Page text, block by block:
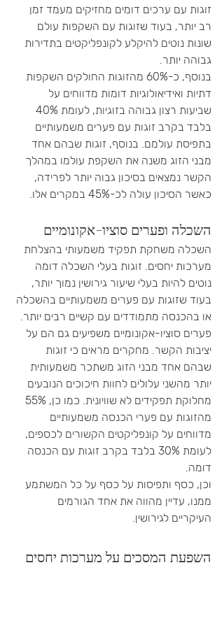
זוגות עם ערכים דומים מחזיקים מעמד זמן
רב יותר, בעוד שזוגות עם השקפות עולם
שונות נוטים להיקלע לקונפליקטים בתדירות
גבוהה יותר.
בנוסף, כ-60% מהזוגות החולקים השקפות
דתיות ואידיאולוגיות דומות מדווחים על
בלבד בקרב זוגות עם פערים משמעותיים
בתפיסת עולמם. בנוסף, זוגות שבהם אחד
מבני הזוג משנה את השקפת עולמו במהלך
הקשר נמצאים בסיכון גבוה יותר לפרידה,
כאשר הסיכון עולה לכ-45% במקרים אלו.
השכלה ופערים סוציו-אקונומיים
השכלה משחקת תפקיד משמעותי בהצלחת
מערכות יחסים. זוגות בעלי השכלה דומה
נוטים להיות בעלי שיעור גירושין נמוך יותר,
בעוד שזוגות עם פערים משמעותיים בהשכלה
או בהכנסה מתמודדים עם קשיים רבים יותר.
פערים סוציו-אקונומיים משפיעים גם הם על
יציבות הקשר. מחקרים מראים כי זוגות
שבהם אחד מבני הזוג משתכר משמעותית
יותר מהשני עלולים לחוות חיכוכים הנובעים
מהזוגות עם פערי הכנסה משמעותיים
מדווחים על קונפליקטים הקשורים לכספים,
לעומת 30% בלבד בקרב זוגות עם הכנסה
דומה.
וכן, כסף ותפיסות על כסף על כל המשתמע
ממנו, עדיין מהווה את אחד הגורמים
העיקריים לגירושין.
השפעת המסכים על מערכות יחסים